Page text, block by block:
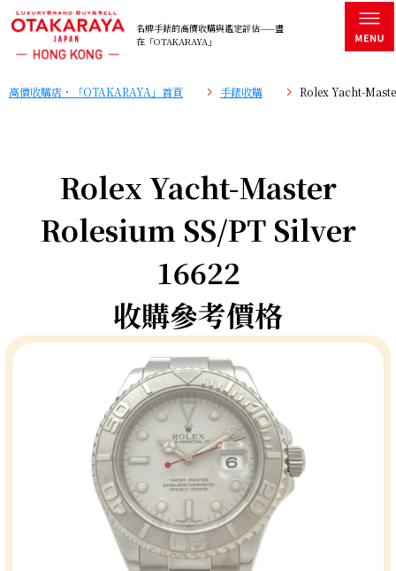
名牌手錶的高價收購與鑑定評估——盡
在「OTAKARAYA」
高價收購店・「OTAKARAYA」首頁 手錶收購 Rolex Yacht-
Rolex Yacht-Master
Rolesium SS/PT Silver
16622
收購參考價格